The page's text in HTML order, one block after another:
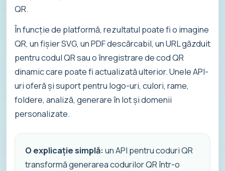
QR.
În funcție de platformă, rezultatul poate fi o imagine
QR, un fișier SVG, un PDF descărcabil, un URL găzduit
pentru codul QR sau o înregistrare de cod QR
dinamic care poate fi actualizată ulterior. Unele API-
uri oferă și suport pentru logo-uri, culori, rame,
foldere, analiză, generare în lot și domenii
personalizate.
O explicație simplă: un API pentru coduri QR
transformă generarea codurilor QR într-o